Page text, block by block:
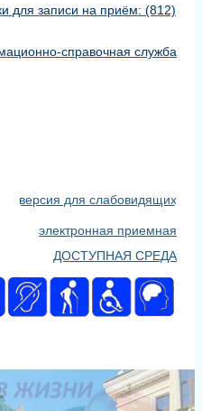
для записи на приём: (812)
справочная служба
версия для слабовидящих
электронная приемная
ДОСТУПНАЯ СРЕДА